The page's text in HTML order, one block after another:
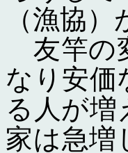
（漁協
友竿の
なり安価
る人が増
家は急増